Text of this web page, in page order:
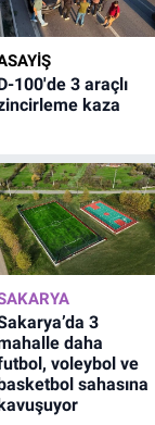
100'de 3 araçlı
kaza
3
daha
voleybol ve
sahasına